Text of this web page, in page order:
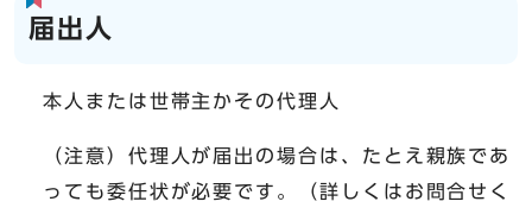
届出人
本人または世帯主かその代理人
（注意）代理人が届出の場合は、たとえ親族であ
っても委任状が必要です。（詳しくはお問合せく